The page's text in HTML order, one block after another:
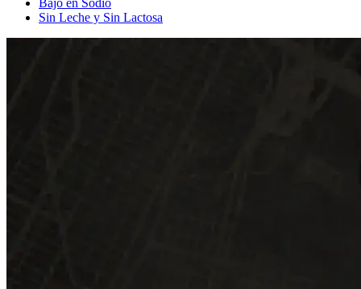
Sin Leche y Sin Lactosa